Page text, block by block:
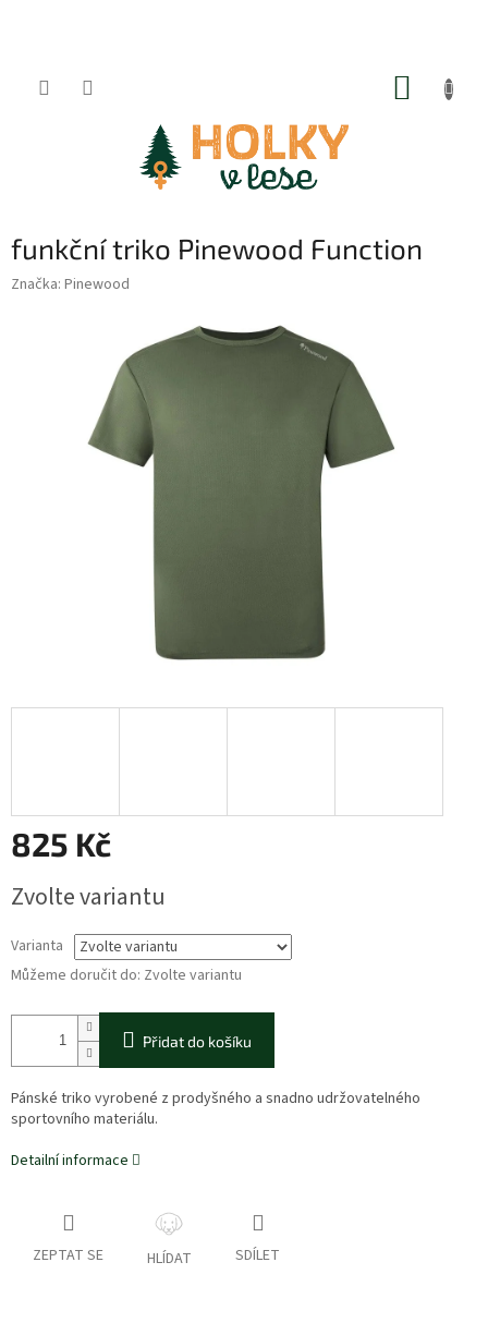
funkční triko Pinewood Function
Značka: Pinewood
825 Kč
cena:
Zvolte variantu
Varianta
Můžeme doručit do: Zvolte variantu
Přidat do košíku
Pánské triko vyrobené z prodyšného a snadno udržovatelného
sportovního materiálu.
Detailní informace
ZEPTAT SE HLÍDAT SDÍLET